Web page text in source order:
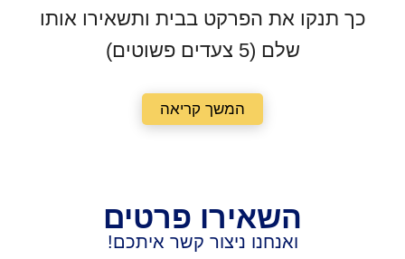
כך תנקו את הפרקט בבית ותשאירו אותו
שלם (5 צעדים פשוטים)
המשך קריאה
השאירו פרטים
ואנחנו ניצור קשר איתכם!